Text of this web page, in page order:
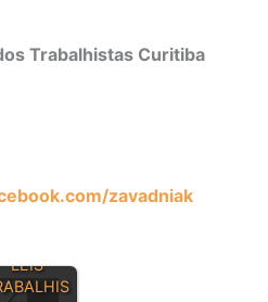
Trabalhistas Curitiba
zavadniak
LEIS